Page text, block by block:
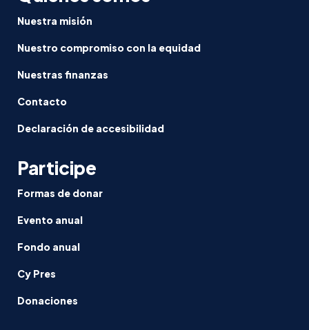
Nuestra misión
Nuestro compromiso con la equidad
Nuestras finanzas
Contacto
Declaración de accesibilidad
Participe
Formas de donar
Evento anual
Fondo anual
Cy Pres
Donaciones